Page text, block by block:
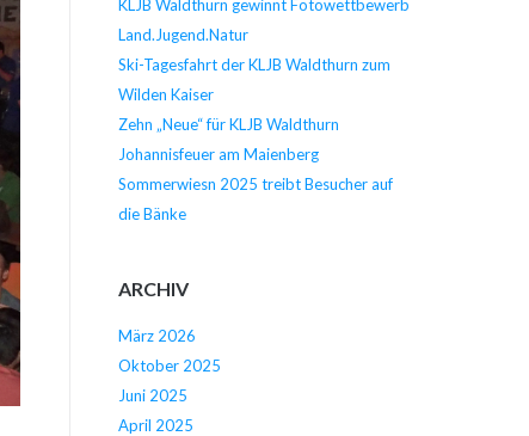
KLJB Waldthurn gewinnt Fotowettbewerb
Land.Jugend.Natur
Ski-Tagesfahrt der KLJB Waldthurn zum
Wilden Kaiser
Zehn „Neue“ für KLJB Waldthurn
Johannisfeuer am Maienberg
Sommerwiesn 2025 treibt Besucher auf
die Bänke
ARCHIV
März 2026
Oktober 2025
Juni 2025
April 2025